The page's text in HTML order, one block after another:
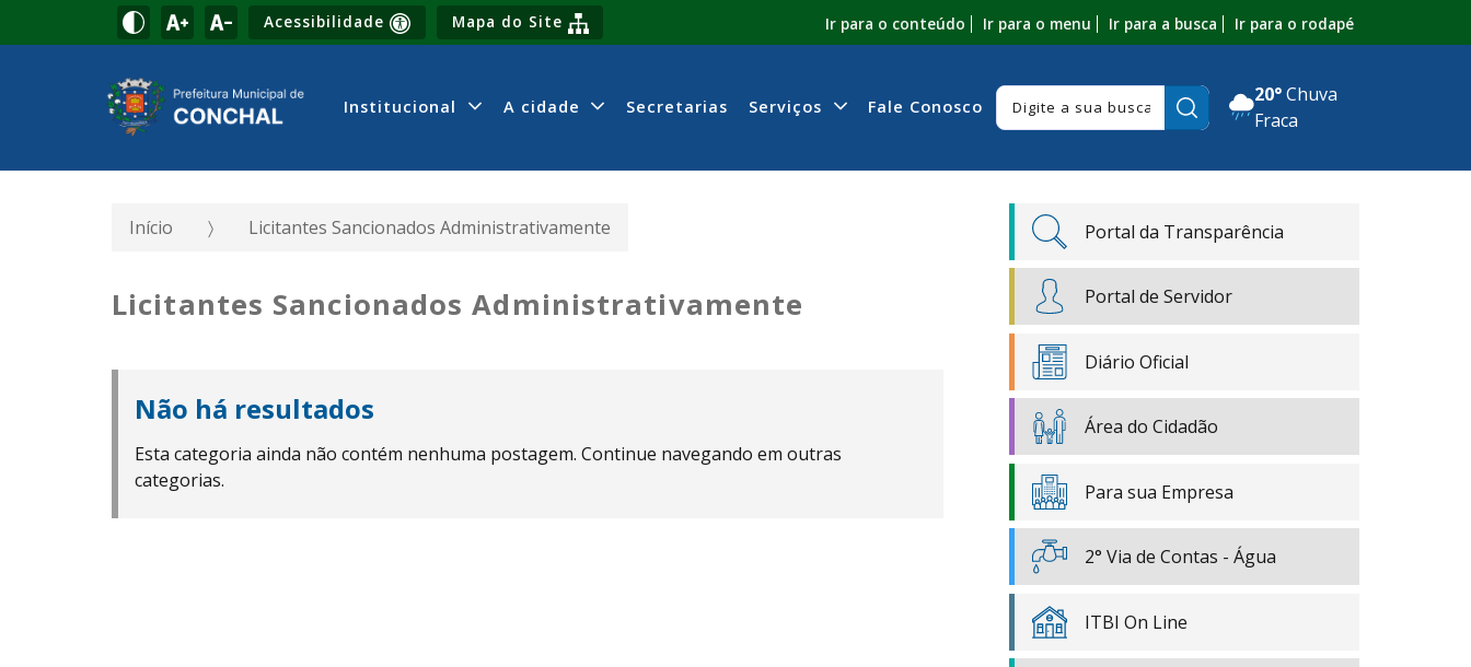
Acessibilidade Mapa do Site Ir para o conteúdo Ir para o menu Ir para a busca Ir para o rodapé
Institucional A cidade Secretarias Serviços Fale Conosco Pesquisar:
20° Chuva
Fraca
Início Licitantes Sancionados Administrativamente
Licitantes Sancionados Administrativamente
Não há resultados
Esta categoria ainda não contém nenhuma postagem. Continue navegando em outras
categorias.
Portal da Transparência
Portal de Servidor
Diário Oficial
Área do Cidadão
Para sua Empresa
2° Via de Contas - Água
ITBI On Line